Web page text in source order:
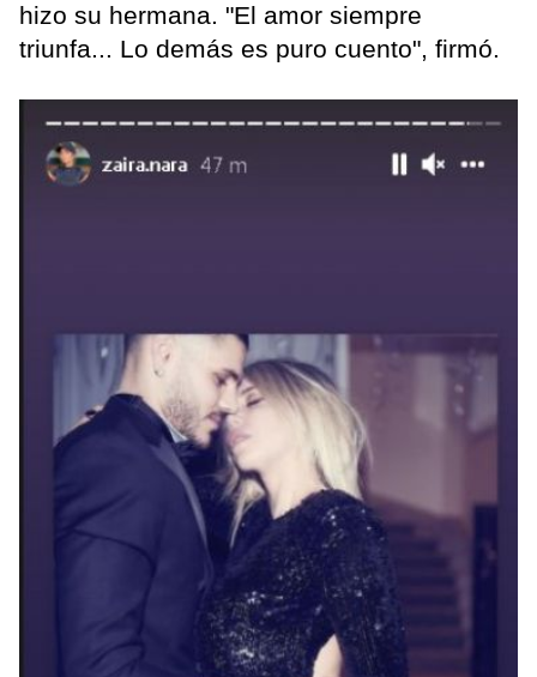
hizo su hermana. "El amor siempre
triunfa... Lo demás es puro cuento", firmó.